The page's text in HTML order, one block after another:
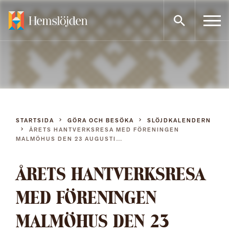
direkt
innehållet
STARTSIDA GÖRA OCH BESÖKA
SLÖJDKALENDERN
ÅRETS HANTVERKSRESA MED FÖRENINGEN
MALMÖHUS DEN 23 AUGUSTI…
ÅRETS HANTVERKSRESA
MED FÖRENINGEN
MALMÖHUS DEN 23